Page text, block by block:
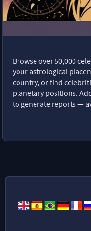
Browse over 50,000
your astrological
country, or find
planetary positions.
to generate reports —